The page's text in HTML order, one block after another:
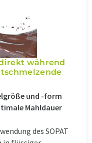
während
und -form
Mahldauer
des SOPAT